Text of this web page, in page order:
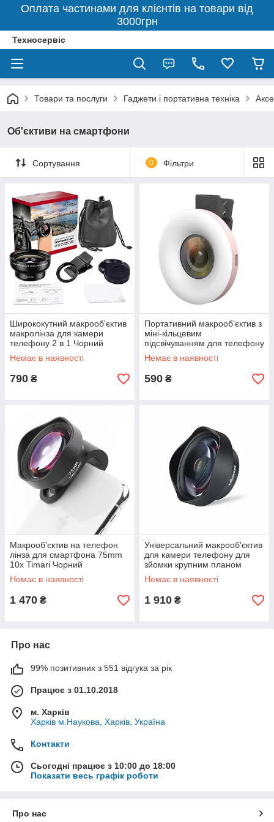
Оплата частинами для клієнтів на товари від
3000грн
Техносервіс
Товари та послуги Гаджети і портативна техніка
Об'єктиви на смартфони
Сортування 0 Фільтри
Ширококутний макрооб'єктив
макролінза для камери
телефону 2 в 1 Чорний
Немає в наявності
790 ₴
Портативний макрооб'єктив з
міні-кільцевим
підсвічуванням для телефону
Рожевий
Немає в наявності
590 ₴
Макрооб'єктив на телефон
лінза для смартфона 75mm
10x Timari Чорний
Немає в наявності
1 470 ₴
Універсальний макрооб'єктив
для камери телефону для
зйомки крупним планом
Ulanzi 75mm 10x Macro 167
Чорний
Немає в наявності
1 910 ₴
Про нас
99% позитивних з 551 відгука за рік
Працює з 01.10.2018
м. Харків
Харків м.Наукова, Харків, Україна
Контакти
Сьогодні працює з 10:00 до 18:00
Показати весь графік роботи
Про нас